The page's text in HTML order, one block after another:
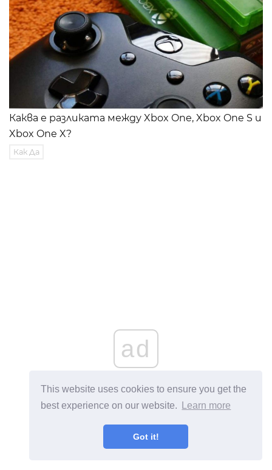
This website uses cookies to ensure you get the
best experience on our website.
Learn more
Got it!
Каква е разликата между Xbox One, Xbox One S и
Xbox One X?
Как Да
ad